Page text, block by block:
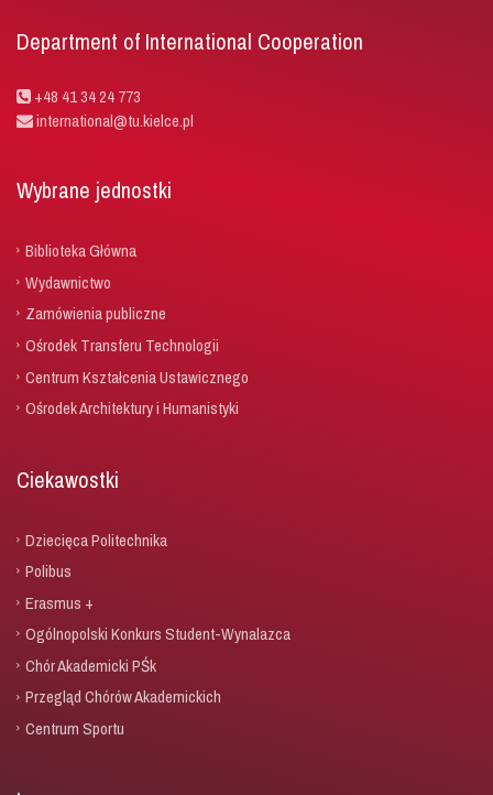
Department of International Cooperation
+48 41 34 24 773
international@tu.kielce.pl
Wybrane jednostki
Biblioteka Główna
Wydawnictwo
Zamówienia publiczne
Ośrodek Transferu Technologii
Centrum Kształcenia Ustawicznego
Ośrodek Architektury i Humanistyki
Ciekawostki
Dziecięca Politechnika
Polibus
Erasmus +
Ogólnopolski Konkurs Student-Wynalazca
Chór Akademicki PŚk
Przegląd Chórów Akademickich
Centrum Sportu